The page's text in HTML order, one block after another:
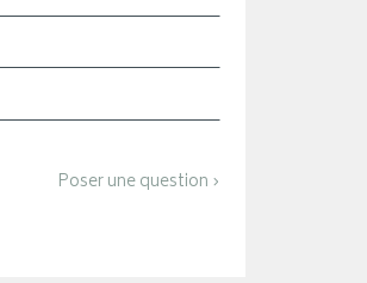
Poser une question ›